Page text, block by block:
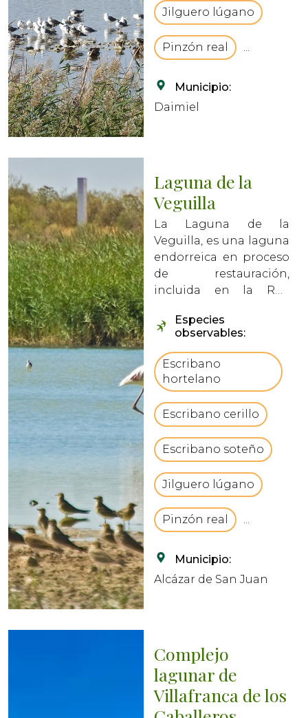
Jilguero lúgano
Pinzón real ...
Municipio:
Daimiel
Laguna de la
Veguilla
La Laguna de la
Veguilla, es una laguna
endorreica en proceso
de restauración,
incluida en la Red
catalogada como
Lugar de Importancia
Comunitaria (LIC) y
Zona de Especial
Protección para las
Aves (ZEPA). Formando
parte importante del
comp...
Especies
observables:
Escribano
hortelano
Escribano cerillo
Escribano soteño
Jilguero lúgano
Pinzón real ...
Municipio:
Alcázar de San Juan
Complejo
lagunar de
Villafranca de los